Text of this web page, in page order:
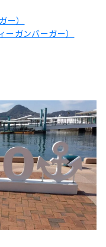
ー）
ーガンバーガー）